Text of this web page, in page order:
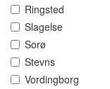
Ringsted
Slagelse
Sorø
Stevns
Vordingborg